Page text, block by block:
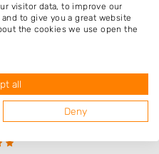
11
visitor data, to improve our
to give you a great website
the cookies we use open the
all
Deny